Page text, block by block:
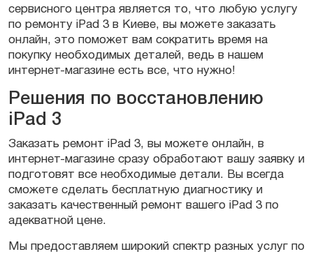
сервисного центра является то, что любую услугу
по ремонту iPad 3 в Киеве, вы можете заказать
онлайн, это поможет вам сократить время на
покупку необходимых деталей, ведь в нашем
интернет-магазине есть все, что нужно!
Решения по восстановлению
iPad 3
Заказать ремонт iPad 3, вы можете онлайн, в
интернет-магазине сразу обработают вашу заявку и
подготовят все необходимые детали. Вы всегда
сможете сделать бесплатную диагностику и
заказать качественный ремонт вашего iPad 3 по
адекватной цене.
Мы предоставляем широкий спектр разных услуг по